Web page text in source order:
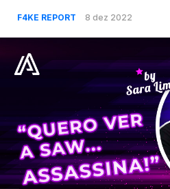
F4KE REPORT 8 dez 2022